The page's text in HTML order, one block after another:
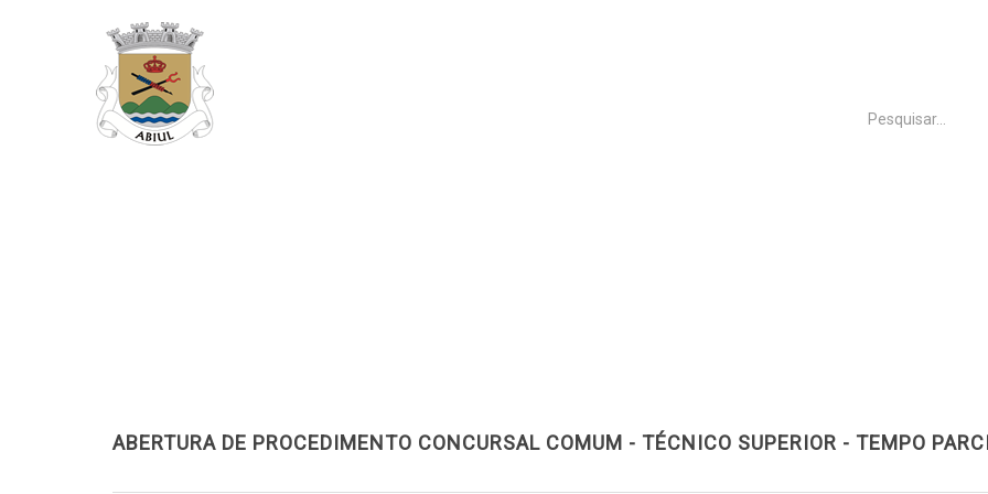
ABERTURA DE PROCEDIMENTO CONCURSAL COMUM - TÉCNICO SUPERIOR - TEMPO